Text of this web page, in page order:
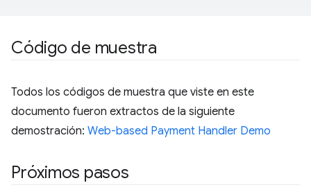
Código de muestra
Todos los códigos de muestra que viste en este
documento fueron extractos de la siguiente
demostración: Web-based Payment Handler Demo
Próximos pasos